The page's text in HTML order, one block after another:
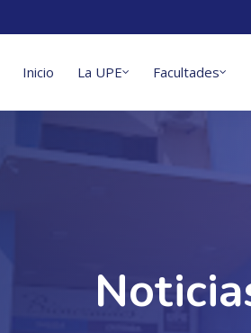
Inicio La UPE Facultades